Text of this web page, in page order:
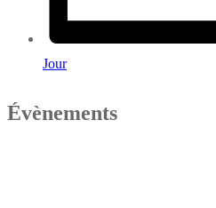
Jour
Évènements